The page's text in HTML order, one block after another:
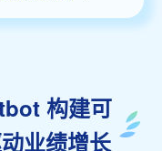
构建可
业绩增长